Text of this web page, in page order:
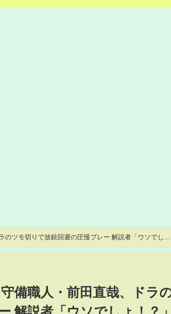
のツモ切りで放銃回避の圧慢プレー 解説者「ウソでし
備職人・前田直哉、ドラ
解説者「ウソでしょ！？